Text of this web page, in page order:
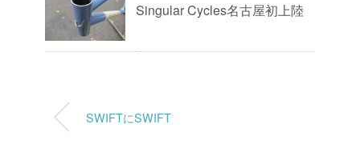
Singular Cycles名古屋初上陸
SWIFTにSWIFT